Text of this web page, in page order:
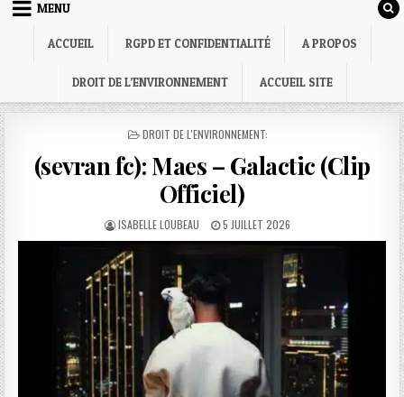
MENU
ACCUEIL RGPD ET CONFIDENTIALITÉ A PROPOS
DROIT DE L’ENVIRONNEMENT ACCUEIL SITE
POSTED
DROIT DE L'ENVIRONNEMENT:
(sevran fc): Maes – Galactic (Clip
Officiel)
AUTHOR:
ISABELLE LOUBEAU
PUBLISHED
DATE:
5 JUILLET 2026